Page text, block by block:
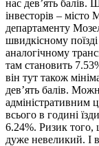
нас дев’ять балів.
інвесторів –
департаменту
швидкісному
аналогічному
там становить
він тут також
дев’ять балів.
адміністративним
всього в годині
6.24%. Ризик того,
дуже невеликий. І